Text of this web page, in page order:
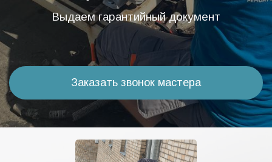
Выдаем гарантийный документ
Заказать звонок мастера